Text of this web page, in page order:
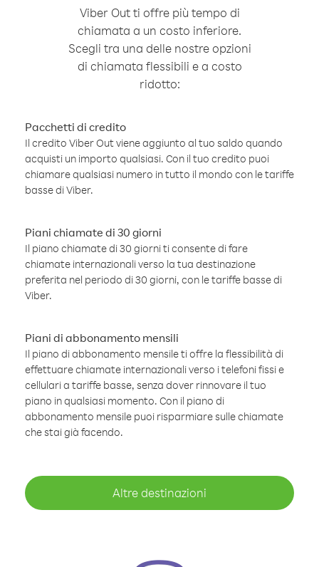
Viber Out ti offre più tempo di
chiamata a un costo inferiore.
Scegli tra una delle nostre opzioni
di chiamata flessibili e a costo
ridotto:
Pacchetti di credito
Il credito Viber Out viene aggiunto al tuo saldo quando
acquisti un importo qualsiasi. Con il tuo credito puoi
chiamare qualsiasi numero in tutto il mondo con le tariffe
basse di Viber.
Piani chiamate di 30 giorni
Il piano chiamate di 30 giorni ti consente di fare
chiamate internazionali verso la tua destinazione
preferita nel periodo di 30 giorni, con le tariffe basse di
Viber.
Piani di abbonamento mensili
Il piano di abbonamento mensile ti offre la flessibilità di
effettuare chiamate internazionali verso i telefoni fissi e
cellulari a tariffe basse, senza dover rinnovare il tuo
piano in qualsiasi momento. Con il piano di
abbonamento mensile puoi risparmiare sulle chiamate
che stai già facendo.
Altre destinazioni